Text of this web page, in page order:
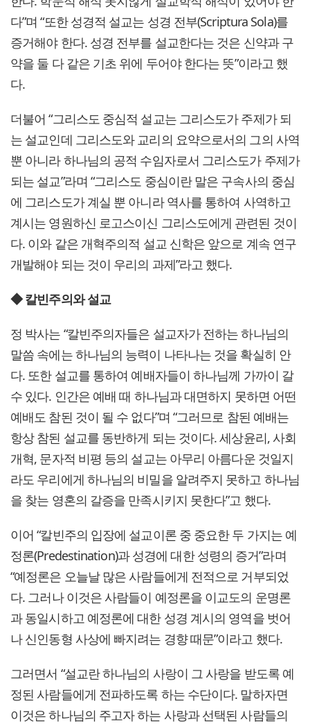
다”며 “또한 성경적 설교는 성경 전부(Scriptura Sola)를
증거해야 한다. 성경 전부를 설교한다는 것은 신약과 구
약을 둘 다 같은 기초 위에 두어야 한다는 뜻”이라고 했
다.
더불어 “그리스도 중심적 설교는 그리스도가 주제가 되
는 설교인데 그리스도와 교리의 요약으로서의 그의 사역
뿐 아니라 하나님의 공적 수임자로서 그리스도가 주제가
되는 설교”라며 “그리스도 중심이란 말은 구속사의 중심
에 그리스도가 계실 뿐 아니라 역사를 통하여 사역하고
계시는 영원하신 로고스이신 그리스도에게 관련된 것이
다. 이와 같은 개혁주의적 설교 신학은 앞으로 계속 연구
개발해야 되는 것이 우리의 과제”라고 했다.
◆ 칼빈주의와 설교
정 박사는 “칼빈주의자들은 설교자가 전하는 하나님의
말씀 속에는 하나님의 능력이 나타나는 것을 확실히 안
다. 또한 설교를 통하여 예배자들이 하나님께 가까이 갈
수 있다. 인간은 예배 때 하나님과 대면하지 못하면 어떤
예배도 참된 것이 될 수 없다”며 “그러므로 참된 예배는
항상 참된 설교를 동반하게 되는 것이다. 세상윤리, 사회
개혁, 문자적 비평 등의 설교는 아무리 아름다운 것일지
라도 우리에게 하나님의 비밀을 알려주지 못하고 하나님
을 찾는 영혼의 갈증을 만족시키지 못한다”고 했다.
이어 “칼빈주의 입장에 설교이론 중 중요한 두 가지는 예
정론(Predestination)과 성경에 대한 성령의 증거”라며
“예정론은 오늘날 많은 사람들에게 전적으로 거부되었
다. 그러나 이것은 사람들이 예정론을 이교도의 운명론
과 동일시하고 예정론에 대한 성경 계시의 영역을 벗어
나 신인동형 사상에 빠지려는 경향 때문”이라고 했다.
그러면서 “설교란 하나님의 사랑이 그 사랑을 받도록 예
정된 사람들에게 전파하도록 하는 수단이다. 말하자면
이것은 하나님의 주고자 하는 사랑과 선택된 사람들의